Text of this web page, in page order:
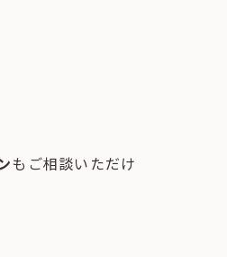
もご相談いただけ